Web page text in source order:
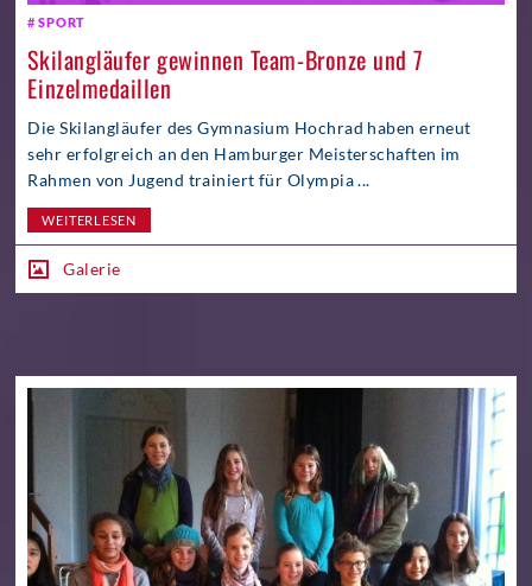
SPORT
Skilangläufer gewinnen Team-Bronze und 7
Einzelmedaillen
Die Skilangläufer des Gymnasium Hochrad haben erneut
sehr erfolgreich an den Hamburger Meisterschaften im
Rahmen von Jugend trainiert für Olympia ...
WEITERLESEN
Galerie